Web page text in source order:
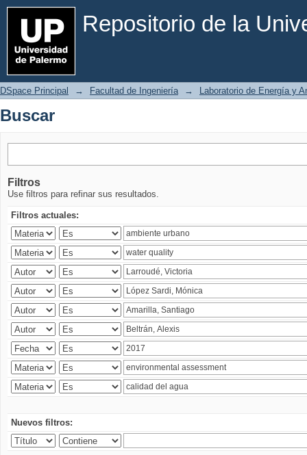
Repositorio de la
Buscar
DSpace Principal → Facultad de Ingeniería → Laboratorio de Energía y
Buscar
Filtros
Use filtros para refinar sus resultados.
Filtros actuales:
Nuevos filtros: